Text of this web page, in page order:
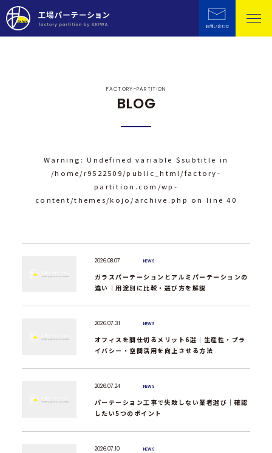
FACTORY-PARTITION
BLOG
Warning : Undefined variable $subtitle in
/home/r9522509/public_html/factory-
partition.com/wp-
content/themes/kojo/archive.php on line40
2026.08.07 NEWS
ガラスパーテーションとアルミパーテーションの
違い｜用途別に比較・選び方を解説
2026.07.31 NEWS
オフィスを間仕切るメリット6選｜生産性・プラ
イバシー・空間活用を向上させる方法
2026.07.24 NEWS
パーテーション工事で失敗しない業者選び｜確認
したい5つのポイント
2026.07.10 NEWS